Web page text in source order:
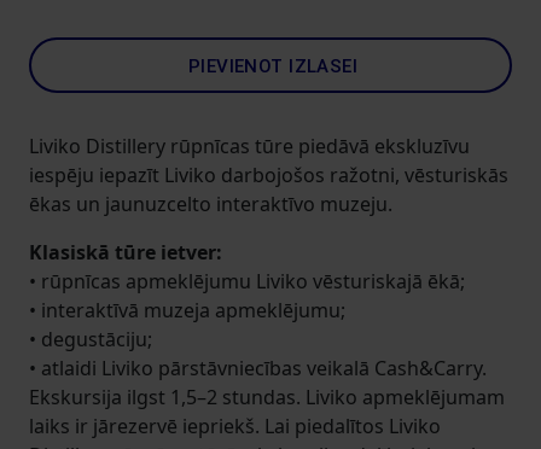
PIEVIENOT IZLASEI
Liviko Distillery rūpnīcas tūre piedāvā ekskluzīvu
iespēju iepazīt Liviko darbojošos ražotni, vēsturiskās
ēkas un jaunuzcelto interaktīvo muzeju.
Klasiskā tūre ietver:
• rūpnīcas apmeklējumu Liviko vēsturiskajā ēkā;
• interaktīvā muzeja apmeklējumu;
• degustāciju;
• atlaidi Liviko pārstāvniecības veikalā Cash&Carry.
Ekskursija ilgst 1,5–2 stundas. Liviko apmeklējumam
laiks ir jārezervē iepriekš. Lai piedalītos Liviko